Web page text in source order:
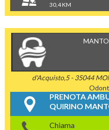
30,4 KM
d'Acquisto,5 - 35044
PRENOTA
QUIRINO
Chiama